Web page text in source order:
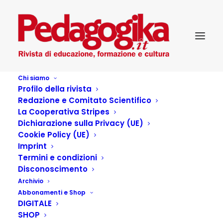
Chi siamo
Profilo della rivista
Redazione e Comitato Scientifico
La Cooperativa Stripes
Dichiarazione sulla Privacy (UE)
Cookie Policy (UE)
Imprint
Termini e condizioni
Disconoscimento
Archivio
Abbonamenti e Shop
DIGITALE
SHOP
Pedagogika_XXI_2-Narrare
di sé
Articoli dell'autore